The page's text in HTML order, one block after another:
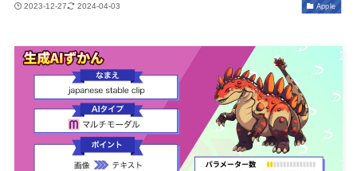
2023-12-27 2024-04-03 Apple